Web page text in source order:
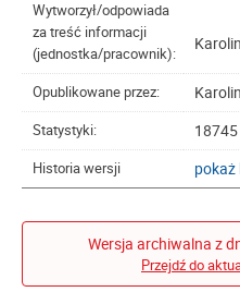
Wytworzył/odpowiada
za treść informacji
(jednostka/pracownik):
Opublikowane przez:
Statystyki: 18745
Historia wersji pokaż
Wersja archiwalna z
Przejdź do